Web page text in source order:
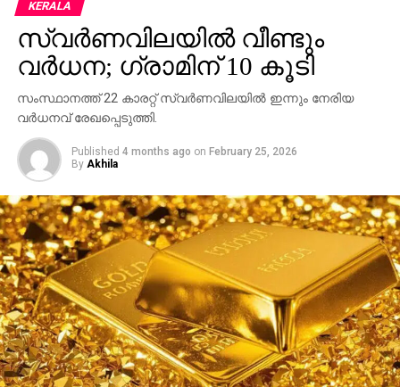
KERALA
സ്വര്‍ണവിലയില്‍ വീണ്ടും
വര്‍ധന; ഗ്രാമിന് 10 കൂടി
സംസ്ഥാനത്ത് 22 കാരറ്റ് സ്വര്‍ണവിലയില്‍ ഇന്നും നേരിയ
വര്‍ധനവ് രേഖപ്പെടുത്തി.
Published 4 months ago on February 25, 2026
By Akhila